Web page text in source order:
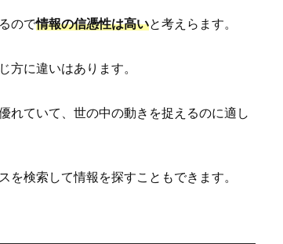
ので情報の信憑性は高いと考えらます。
方に違いはあります。
れていて、世の中の動きを捉えるのに適し
検索して情報を探すこともできます。